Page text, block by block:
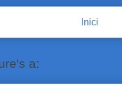
Inici
a: